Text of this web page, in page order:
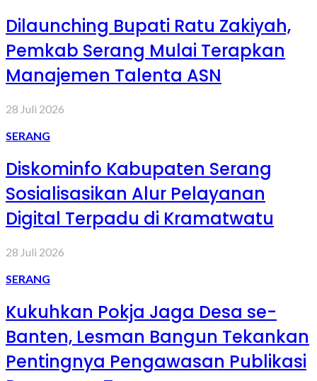
Dilaunching Bupati Ratu Zakiyah,
Pemkab Serang Mulai Terapkan
Manajemen Talenta ASN
28 Juli 2026
SERANG
Diskominfo Kabupaten Serang
Sosialisasikan Alur Pelayanan
Digital Terpadu di Kramatwatu
28 Juli 2026
SERANG
Kukuhkan Pokja Jaga Desa se-
Banten, Lesman Bangun Tekankan
Pentingnya Pengawasan Publikasi